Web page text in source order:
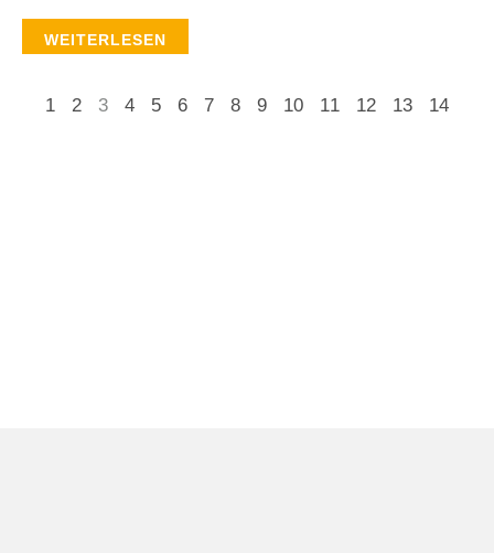
WEITERLESEN
1 2 3 4 5 6 7 8 9 10 11 12 13 14